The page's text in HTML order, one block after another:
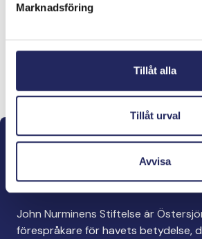
Marknadsföring
Tillåt alla
Tillåt urval
Avvisa
lahjoitukset
Lahjoita ja liity tähän tiimiin
John Nurminens Stiftelse är
förespråkare för havets betydelse,